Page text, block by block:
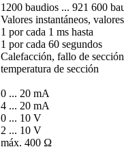
1200 baudios ... 921 600
Valores instantáneos,
1 por cada 1 ms hasta
1 por cada 60 segundos
Calefacción, fallo de
temperatura de sección
0 ... 20 mA
4 ... 20 mA
0 ... 10 V
2 ... 10 V
máx. 400 Ω